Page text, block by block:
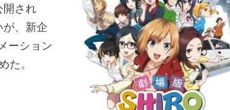
され
、新企
ーション
た。